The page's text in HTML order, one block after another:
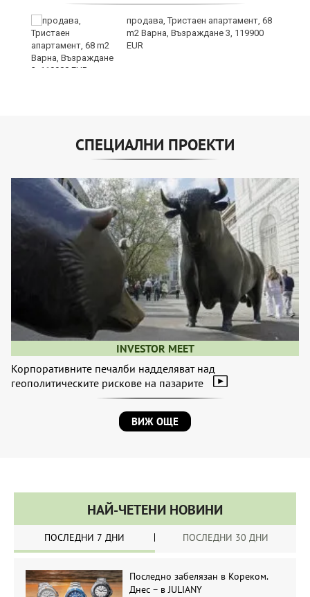
продава, Тристаен апартамент, 68
m2 Варна, Възраждане 3, 119900
EUR
СПЕЦИАЛНИ ПРОЕКТИ
INVESTOR MEET
Корпоративните печалби надделяват над
геополитическите рискове на пазарите
ВИЖ ОЩЕ
НАЙ-ЧЕТЕНИ НОВИНИ
ПОСЛЕДНИ 7 ДНИ ПОСЛЕДНИ 30 ДНИ
Последно забелязан в Кореком.
Днес – в JULIANY